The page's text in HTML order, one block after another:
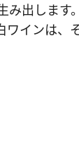
み出します
インは、